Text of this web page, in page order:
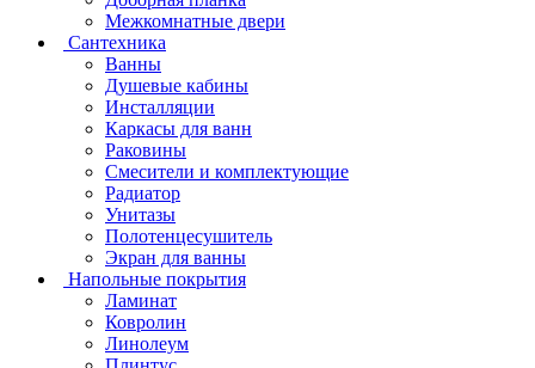
Межкомнатные двери
Сантехника
Ванны
Душевые кабины
Инсталляции
Каркасы для ванн
Раковины
Смесители и комплектующие
Радиатор
Унитазы
Полотенцесушитель
Экран для ванны
Напольные покрытия
Ламинат
Ковролин
Линолеум